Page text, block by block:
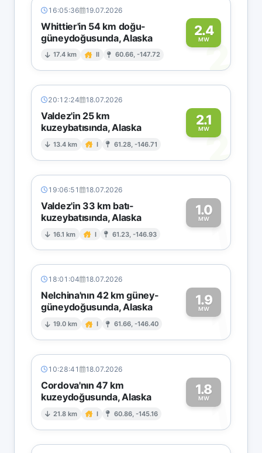
16:05:36 19.07.2026
Whittier'in 54 km doğu-
güneydoğusunda, Alaska
17.4 km II 60.66, -147.72
2.4
MW2
20:12:24 18.07.2026
Valdez'in 25 km
kuzeybatısında, Alaska
13.4 km I 61.28, -146.71
2.1
MW
2
19:06:51 18.07.2026
Valdez'in 33 km batı-
kuzeybatısında, Alaska
16.1 km I 61.23, -146.93
1.0
MW1
18:01:04 18.07.2026
Nelchina'nın 42 km güney-
güneydoğusunda, Alaska
19.0 km I 61.66, -146.40
1.9
MW1
10:28:41 18.07.2026
Cordova'nın 47 km
kuzeydoğusunda, Alaska
21.8 km I 60.86, -145.16
1.8
MW1